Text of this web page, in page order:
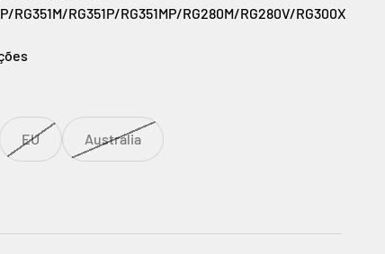
RG351M/RG351P/RG351MP/RG280M/RG280V/RG300X
EU Australia